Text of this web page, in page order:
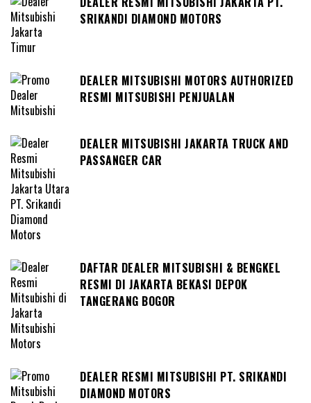
SRIKANDI DIAMOND MOTORS
DEALER MITSUBISHI MOTORS AUTHORIZED
RESMI MITSUBISHI PENJUALAN
DEALER MITSUBISHI JAKARTA TRUCK AND
PASSANGER CAR
DAFTAR DEALER MITSUBISHI & BENGKEL
RESMI DI JAKARTA BEKASI DEPOK
TANGERANG BOGOR
DEALER RESMI MITSUBISHI PT. SRIKANDI
DIAMOND MOTORS